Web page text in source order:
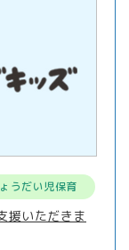
うだい児保育
援いただきま